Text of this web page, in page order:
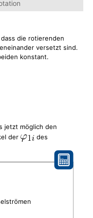
die rotierenden
versetzt sind.
konstant.
jetzt möglich den
der
des